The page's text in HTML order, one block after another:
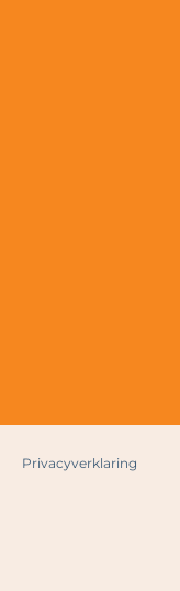
Privacyverklaring